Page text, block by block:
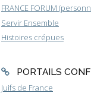
FRANCE FORUM
Servir Ensemble
Histoires crépues
PORTAILS
Juifs de France